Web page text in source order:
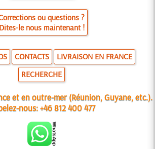
ou questions ?
Dites-le nous maintenant !
CONTACTS
LIVRAISON EN FRANCE
RECHERCHE
et en outre-mer (Réunion, Guyane, etc.).
nous:+46 812 400 477